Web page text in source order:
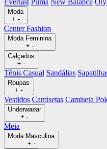
Moda
+ -
Center Fashion
Moda Feminina
+ -
Calçados
+ -
Tênis Casual Sandálias
Roupas
+ -
Vestidos Camisetas Camiseta
Underwaear
+ -
Meia
Moda Masculina
+ -